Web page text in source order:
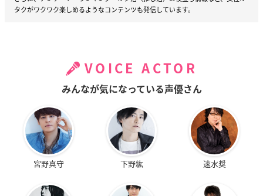
タクがワクワク楽しめるようなコンテンツも発信しています。
VOICE ACTOR
みんなが気になっている声優さん
宮野真守 下野紘 速水奨